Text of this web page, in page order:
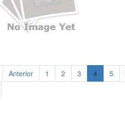
Anterior 1 2 3 4 5